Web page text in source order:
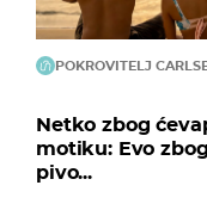
POKROVITELJ
Netko zbog
motiku: Evo
pivo...